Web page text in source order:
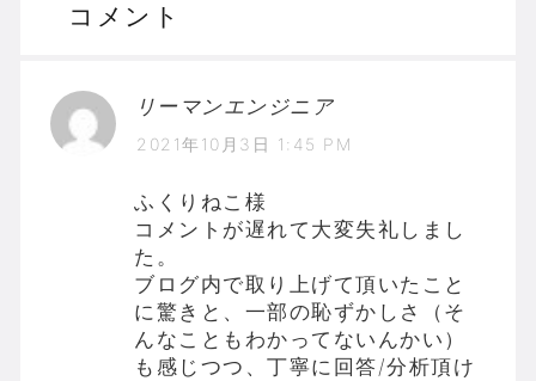
コメント
リーマンエンジニア
2021年10月3日 1:45 PM
ふくりねこ様
コメントが遅れて大変失礼しまし
た。
ブログ内で取り上げて頂いたこと
に驚きと、一部の恥ずかしさ（そ
んなこともわかってないんかい）
も感じつつ、丁寧に回答/分析頂け